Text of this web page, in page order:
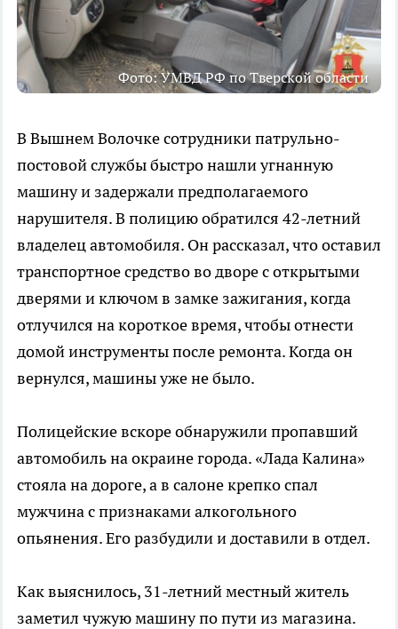
Фото: УМВД РФ по Тверской области
В Вышнем Волочке сотрудники патрульно-
постовой службы быстро нашли угнанную
машину и задержали предполагаемого
нарушителя. В полицию обратился 42-летний
владелец автомобиля. Он рассказал, что оставил
транспортное средство во дворе с открытыми
дверями и ключом в замке зажигания, когда
отлучился на короткое время, чтобы отнести
домой инструменты после ремонта. Когда он
вернулся, машины уже не было.
Полицейские вскоре обнаружили пропавший
автомобиль на окраине города. «Лада Калина»
стояла на дороге, а в салоне крепко спал
мужчина с признаками алкогольного
опьянения. Его разбудили и доставили в отдел.
Как выяснилось, 31-летний местный житель
заметил чужую машину по пути из магазина.